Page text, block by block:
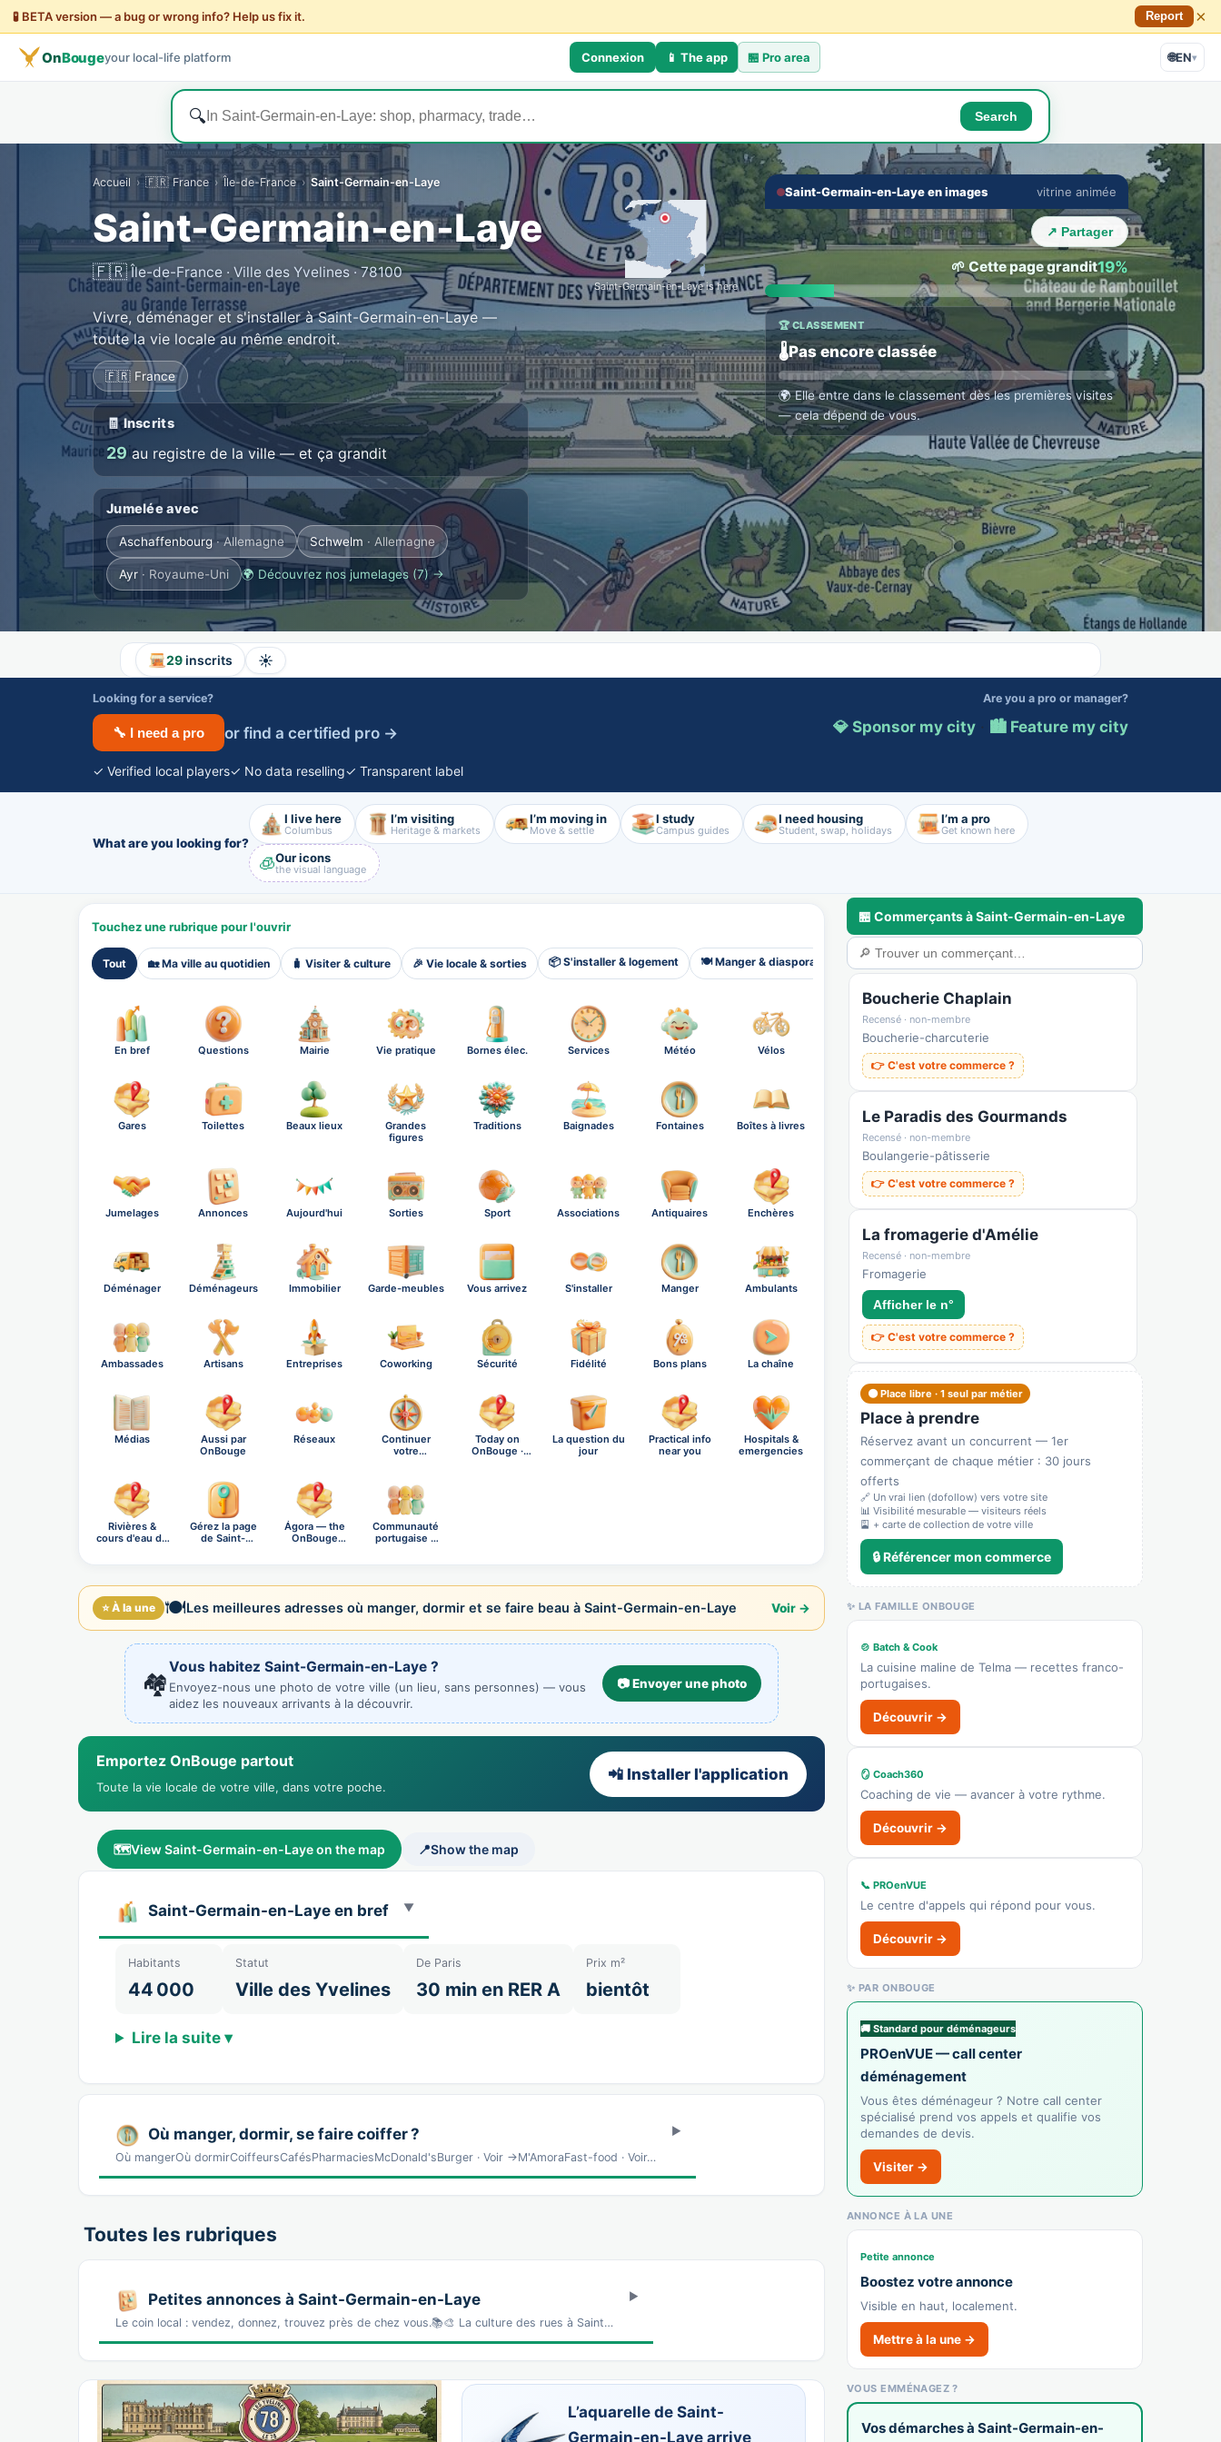
🧪 BETA version — a bug or wrong info? Help us fix it. Report ×
OnBougeyour local-life platform Connexion 📱 The app 🏪Pro area 🌐EN▾
🔍 Search
Accueil › 🇫🇷 France › Île-de-France › Saint-Germain-en-Laye
Saint-Germain-en-Laye
🇫🇷Île-de-France · Ville des Yvelines · 78100
Saint-Germain-en-Laye is here
Vivre, déménager et s'installer à Saint-Germain-en-Laye —
toute la vie locale au même endroit.
🇫🇷 France
🧾 Inscrits
29au registre de la ville — et ça grandit
Jumelée avec
Aschaffenbourg· Allemagne Schwelm · Allemagne
Ayr · Royaume-Uni 🌍 Découvrez nos jumelages (7) →
Saint-Germain-en-Laye en images vitrine animée
Talk with Saint-Germain-en-Laye locals
Everyone in their language · auto translation →
‹ ›
🔇 ⛶
↗ Partager
🌱 Cette page grandit19%
🏆 CLASSEMENT
🌡️Pas encore classée
🌍Elle entre dans le classement dès les premières visites
— cela dépend de vous.
29inscrits ☀️
Looking for a service?
🔧 I need a pro or find a certified pro →
Are you a pro or manager?
💎 Sponsor my city · 🏙️ Feature my city
✓ Verified local players✓ No data reselling✓ Transparent label
What are you looking for?
I live here
Columbus
I’m visiting
Heritage & markets
I’m moving in
Move & settle
I study
Campus guides
I need housing
Student, swap, holidays
I’m a pro
Get known here
🧊Our icons
the visual language
Touchez une rubrique pour l'ouvrir
Tout 🏡 Ma ville au quotidien 🧳 Visiter & culture 🎉 Vie locale & sorties 📦 S'installer & logement 🍽️ Manger & diaspora 💼 Pros & nous rejoindre 🛟 Sécurité & confiance 🃏 Cartes &
En bref Questions Mairie Vie pratique Bornes élec. Services Météo Vélos
Gares Toilettes Beaux lieux
Grandes
figures
Traditions Baignades Fontaines Boîtes à livres
Jumelages Annonces Aujourd'hui Sorties Sport Associations Antiquaires Enchères
Déménager Déménageurs Immobilier Garde-meubles Vous arrivez S'installer Manger Ambulants
Ambassades Artisans Entreprises Coworking Sécurité Fidélité Bons plans La chaîne
Médias
Aussi par
OnBouge
Réseaux
Continuer
votre
Today on
OnBouge ·
La question du
jour
Practical info
near you
Hospitals &
emergencies
Rivières &
cours d'eau de
Gérez la page
de Saint-
Ágora — the
OnBouge
Communauté
portugaise à
⭐ À la une 🍽️Les meilleures adresses où manger, dormir et se faire beau à Saint-Germain-en-Laye Voir →
🏘️
Vous habitez Saint-Germain-en-Laye ?
Envoyez-nous une photo de votre ville (un lieu, sans personnes) — vous
aidez les nouveaux arrivants à la découvrir.
📷 Envoyer une photo
Emportez OnBouge partout
Toute la vie locale de votre ville, dans votre poche.
📲 Installer l'application
🗺️View Saint-Germain-en-Laye on the map 📍Show the map
Saint-Germain-en-Laye en bref
Habitants
44 000
Statut
Ville des Yvelines
De Paris
30 min en RER A
Prix m²
bientôt
Lire la suite ▾
Où manger, dormir, se faire coiffer ?
Où mangerOù dormirCoiffeursCafésPharmaciesMcDonald'sBurger · Voir →M'AmoraFast-food · Voir…
Toutes les rubriques
Petites annonces à Saint-Germain-en-Laye
Le coin local : vendez, donnez, trouvez près de chez vous.📚🎨 La culture des rues à Saint…
L’aquarelle de Saint-
Germain-en-Laye arrive
🏪 Commerçants à Saint-Germain-en-Laye
Boucherie Chaplain
Recensé · non-membre
Boucherie-charcuterie
👉 C'est votre commerce ?
Le Paradis des Gourmands
Recensé · non-membre
Boulangerie-pâtisserie
👉 C'est votre commerce ?
La fromagerie d'Amélie
Recensé · non-membre
Fromagerie
Afficher le n°
👉 C'est votre commerce ?
La Marée
Recensé · non-membre
Poissonnerie
👉 C'est votre commerce ?
Les Vergers de Saint-Germain
Recensé · non-membre
Primeur
👉 C'est votre commerce ?
Midas
Recensé · non-membre
Garage
Afficher le n°
🌐 Voir le site
O Salon
Recensé · non-membre
Coiffure
👉 C'est votre commerce ?
Aux Sources de Beauté
👉 C'est votre commerce ?
Marly Presse
Recensé · non-membre
Librairie
Libres Pensées
Recensé · non-membre
Fleuriste
👉 C'est votre commerce ?
Carador
Recensé · non-membre
Bijouterie
🌐 Voir le site
👉 C'est votre commerce ?
🟠 Place libre · 1 seul par métier
Place à prendre
Réservez avant un concurrent — 1er
commerçant de chaque métier : 30 jours
offerts
🔗 Un vrai lien (dofollow) vers votre site
📊 Visibilité mesurable — visiteurs réels
🎴 + carte de collection de votre ville
🔒 Référencer mon commerce
✨ LA FAMILLE ONBOUGE
🍲 Batch & Cook
La cuisine maline de Telma — recettes franco-
portugaises.
Découvrir →
🪞 Coach360
Coaching de vie — avancer à votre rythme.
Découvrir →
📞 PROenVUE
Le centre d'appels qui répond pour vous.
Découvrir →
✨ PAR ONBOUGE
🚚 Standard pour déménageurs
PROenVUE — call center
déménagement
Vous êtes déménageur ? Notre call center
spécialisé prend vos appels et qualifie vos
demandes de devis.
Visiter →
ANNONCE À LA UNE
Petite annonce
Boostez votre annonce
Visible en haut, localement.
Mettre à la une →
VOUS EMMÉNAGEZ ?
Vos démarches à Saint-Germain-en-